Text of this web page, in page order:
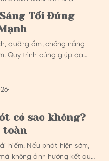
Tối Đúng
dưỡng ẩm, chống nắng
Quy trình đúng giúp da
·
có sao không?
toàn
hiếm. Nếu phát hiện sớm,
không ảnh hưởng kết quả